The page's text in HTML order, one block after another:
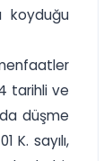
koyduğu
tarihli ve
düşme
sayılı,